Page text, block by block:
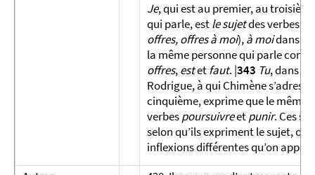
Je, qui est au premier, au
qui parle, estle sujetdes verbes
offres, offres à moi),à moidans le
la même personne qui parle
offres,estetfaut. |343 Tu, dans le
Rodrigue, à qui Chimène
cinquième, exprime que le même
verbespoursuivreetpunir. Ces
selon qu’ils expriment le sujet, ou
inflexions différentes qu’on